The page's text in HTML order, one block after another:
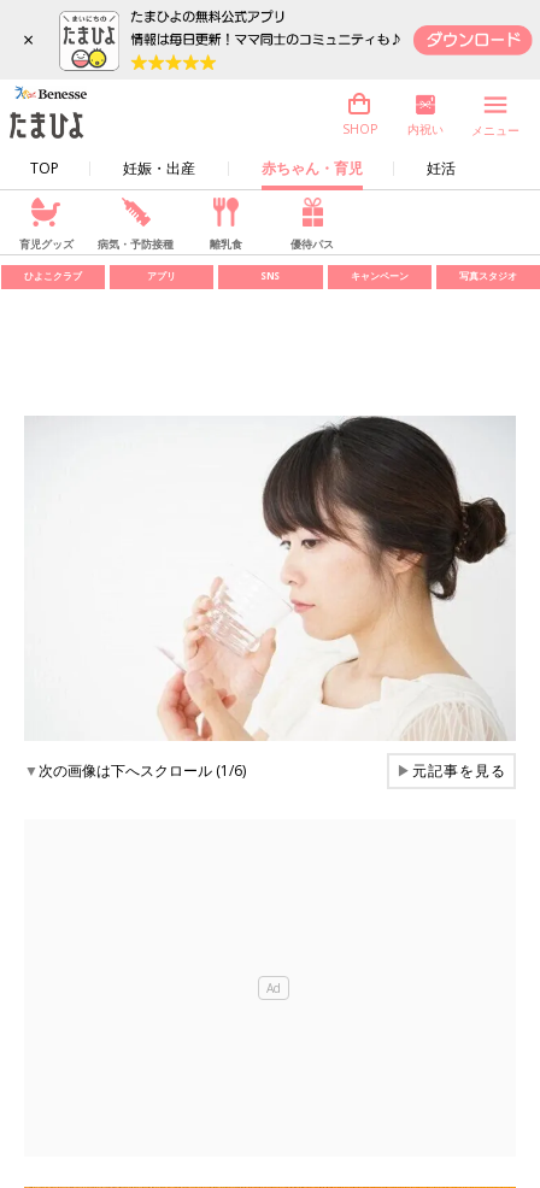
×
TOP 妊娠・出産 赤ちゃん・育児 妊活
SHOP 内祝い メニュー
育児グッズ 病気・予防接種 離乳食 優待パス
ひよこクラブ アプリ SNS キャンペーン 写真スタジオ
▼次の画像は下へスクロール (1/6) ▶元記事を見る